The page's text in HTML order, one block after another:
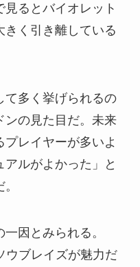
るとバイオレット
く引き離している
て多く挙げられるの
ンの見た目だ。未来
レイヤーが多いよ
ルがよかった」と
因とみられる。
ウブレイズが魅力だ